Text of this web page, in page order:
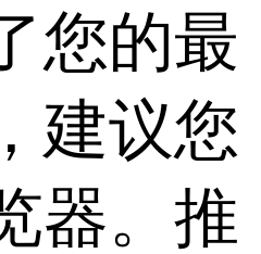
您的最
建议您
器。推